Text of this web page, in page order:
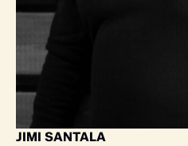
JIMI SANTALA